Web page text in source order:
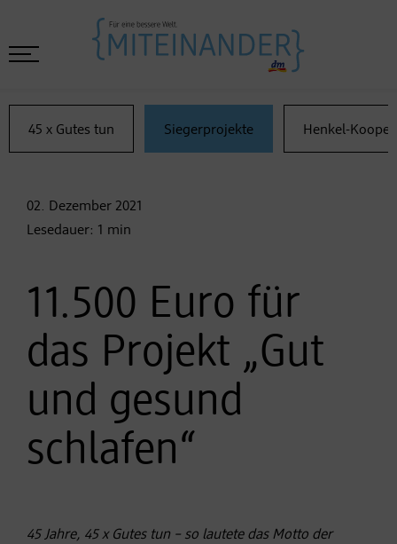
45 x Gutes tun Siegerprojekte Henkel-
02. Dezember 2021
Lesedauer: 1 min
11.500 Euro für
das Projekt „Gut
und gesund
schlafen“
45 Jahre, 45 x Gutes tun – so lautete das Motto der